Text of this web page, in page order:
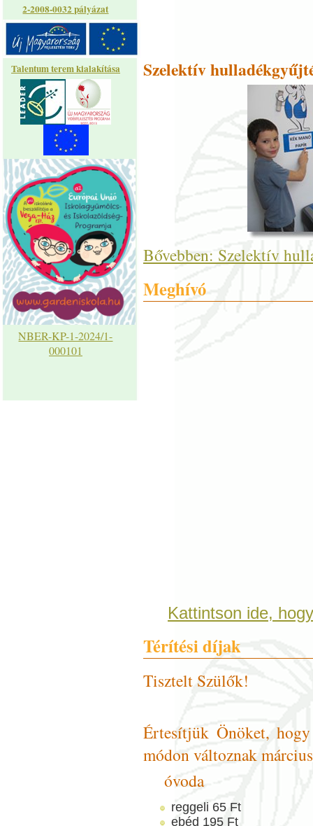
2-2008-0032 pályázat
Talentum terem kialakítása
NBER-KP-1-2024/1-
000101
Szelektív
Bővebben: Szelektív
Meghívó
Kattintson ide,
Térítési díjak
Tisztelt Szülők!
Értesítjük Önöket,
módon változnak
óvoda
reggeli 65 Ft
ebéd 195 Ft